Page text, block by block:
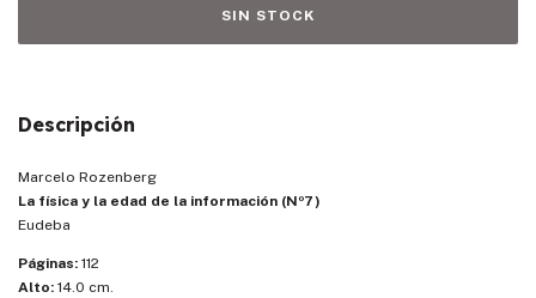
Descripción
Marcelo Rozenberg
La física y la edad de la información (Nº7)
Eudeba
Páginas: 112
Alto: 14.0 cm.